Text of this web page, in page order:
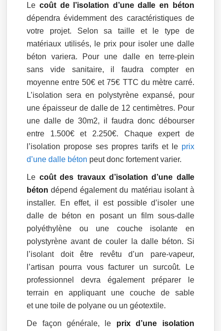
Lecoût de l’isolation d’une dalle en béton
dépendra évidemment des caractéristiques de
votre projet. Selon sa taille et le type de
matériaux utilisés, le prix pour isoler une dalle
béton variera. Pour une dalle en terre-plein
sans vide sanitaire, il faudra compter en
moyenne entre 50€ et 75€ TTC du mètre carré.
L’isolation sera en polystyrène expansé, pour
une épaisseur de dalle de 12 centimètres. Pour
une dalle de 30m2, il faudra donc débourser
entre 1.500€ et 2.250€. Chaque expert de
l’isolation propose ses propres tarifs et le prix
d’une dalle béton peut donc fortement varier.
Le coût des travaux d’isolation d’une dalle
béton dépend également du matériau isolant à
installer. En effet, il est possible d’isoler une
dalle de béton en posant un film sous-dalle
polyéthylène ou une couche isolante en
polystyrène avant de couler la dalle béton. Si
l’isolant doit être revêtu d’un pare-vapeur,
l’artisan pourra vous facturer un surcoût. Le
professionnel devra également préparer le
terrain en appliquant une couche de sable
et une toile de polyane ou un géotextile.
De façon générale, le prix d’une isolation